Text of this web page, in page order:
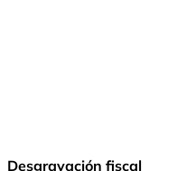
Desgravación fiscal